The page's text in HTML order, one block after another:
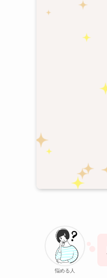
悩める人